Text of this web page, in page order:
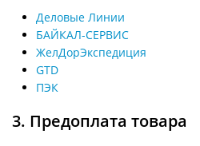
Деловые Линии
БАЙКАЛ-СЕРВИС
ЖелДорЭкспедиция
GTD
ПЭК
3. Предоплата товара